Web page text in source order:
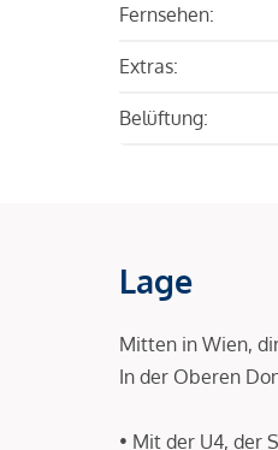
Fernsehen:
Extras:
Belüftung:
Lage
Mitten in Wien,
In der Oberen
• Mit der U4, der